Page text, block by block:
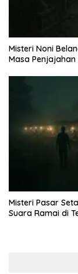
Misteri Noni
Masa Penjajahan
Misteri Pasar
Suara Ramai di